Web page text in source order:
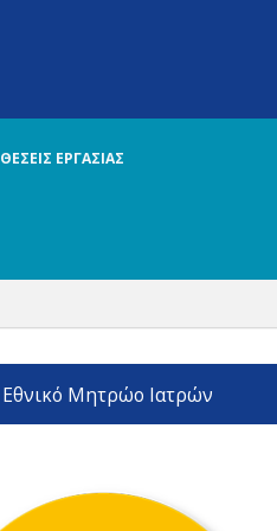
ΘΕΣΕΙΣ ΕΡΓΑΣΙΑΣ
Εθνικό Μητρώο Ιατρών